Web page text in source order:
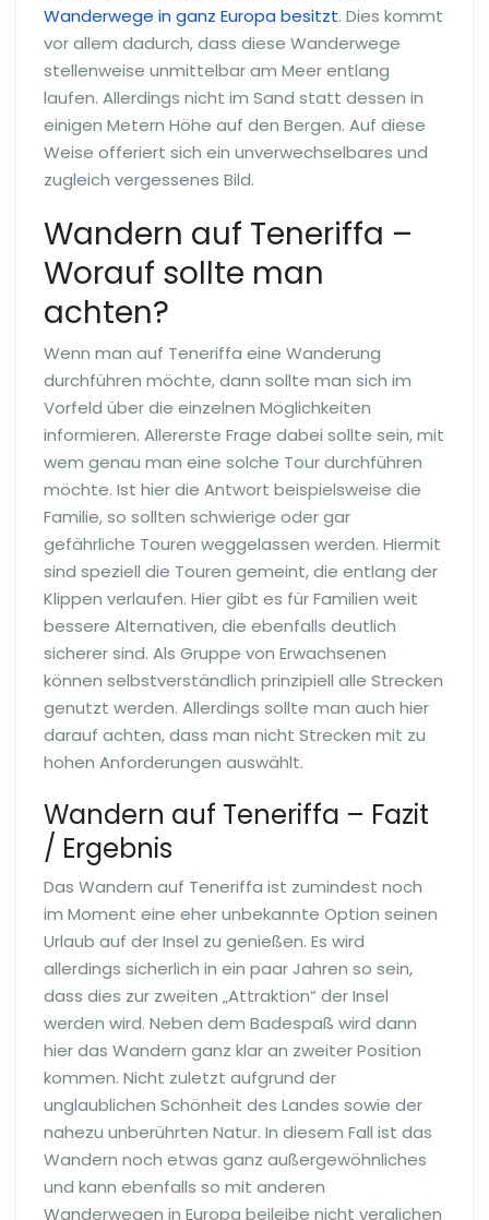
Wanderwege in ganz Europa besitzt. Dies kommt
vor allem dadurch, dass diese Wanderwege
stellenweise unmittelbar am Meer entlang
laufen. Allerdings nicht im Sand statt dessen in
einigen Metern Höhe auf den Bergen. Auf diese
Weise offeriert sich ein unverwechselbares und
zugleich vergessenes Bild.
Wandern auf Teneriffa –
Worauf sollte man
achten?
Wenn man auf Teneriffa eine Wanderung
durchführen möchte, dann sollte man sich im
Vorfeld über die einzelnen Möglichkeiten
informieren. Allererste Frage dabei sollte sein, mit
wem genau man eine solche Tour durchführen
möchte. Ist hier die Antwort beispielsweise die
Familie, so sollten schwierige oder gar
gefährliche Touren weggelassen werden. Hiermit
sind speziell die Touren gemeint, die entlang der
Klippen verlaufen. Hier gibt es für Familien weit
bessere Alternativen, die ebenfalls deutlich
sicherer sind. Als Gruppe von Erwachsenen
können selbstverständlich prinzipiell alle Strecken
genutzt werden. Allerdings sollte man auch hier
darauf achten, dass man nicht Strecken mit zu
hohen Anforderungen auswählt.
Wandern auf Teneriffa – Fazit
/ Ergebnis
Das Wandern auf Teneriffa ist zumindest noch
im Moment eine eher unbekannte Option seinen
Urlaub auf der Insel zu genießen. Es wird
allerdings sicherlich in ein paar Jahren so sein,
dass dies zur zweiten „Attraktion“ der Insel
werden wird. Neben dem Badespaß wird dann
hier das Wandern ganz klar an zweiter Position
kommen. Nicht zuletzt aufgrund der
unglaublichen Schönheit des Landes sowie der
nahezu unberührten Natur. In diesem Fall ist das
Wandern noch etwas ganz außergewöhnliches
und kann ebenfalls so mit anderen
Wanderwegen in Europa beileibe nicht verglichen